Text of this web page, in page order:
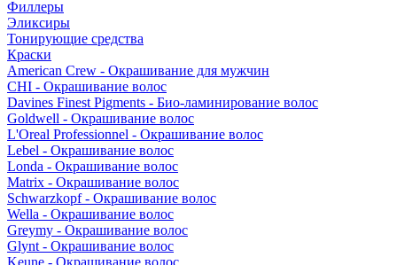
Филлеры
Эликсиры
Тонирующие средства
Краски
American Crew - Окрашивание для мужчин
CHI - Окрашивание волос
Davines Finest Pigments - Био-ламинирование волос
Goldwell - Окрашивание волос
L'Oreal Professionnel - Окрашивание волос
Lebel - Окрашивание волос
Londa - Окрашивание волос
Matrix - Окрашивание волос
Schwarzkopf - Окрашивание волос
Wella - Окрашивание волос
Greymy - Окрашивание волос
Glynt - Окрашивание волос
Keune - Окрашивание волос